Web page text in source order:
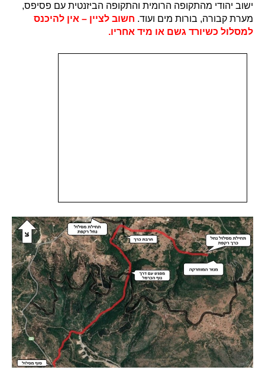
ישוב יהודי מהתקופה הרומית והתקופה הביזנטית עם פסיפס,
מערת קבורה, בורות מים ועוד. חשוב לציין – אין להיכנס
למסלול כשיורד גשם או מיד אחריו.